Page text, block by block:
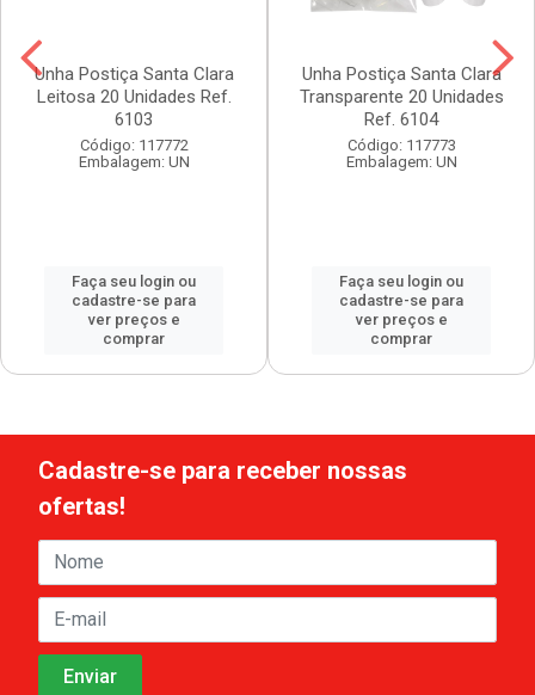
Unha Postiça Santa Clara
Leitosa 20 Unidades Ref.
6103
Código: 117772
Embalagem: UN
Faça seu login ou
cadastre-se para
ver preços e
comprar
Unha Postiça Santa Clara
Transparente 20 Unidades
Ref. 6104
Código: 117773
Embalagem: UN
Faça seu login ou
cadastre-se para
ver preços e
comprar
Cadastre-se para receber nossas
ofertas!